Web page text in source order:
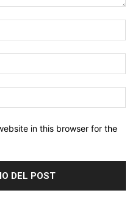
in this browser for the